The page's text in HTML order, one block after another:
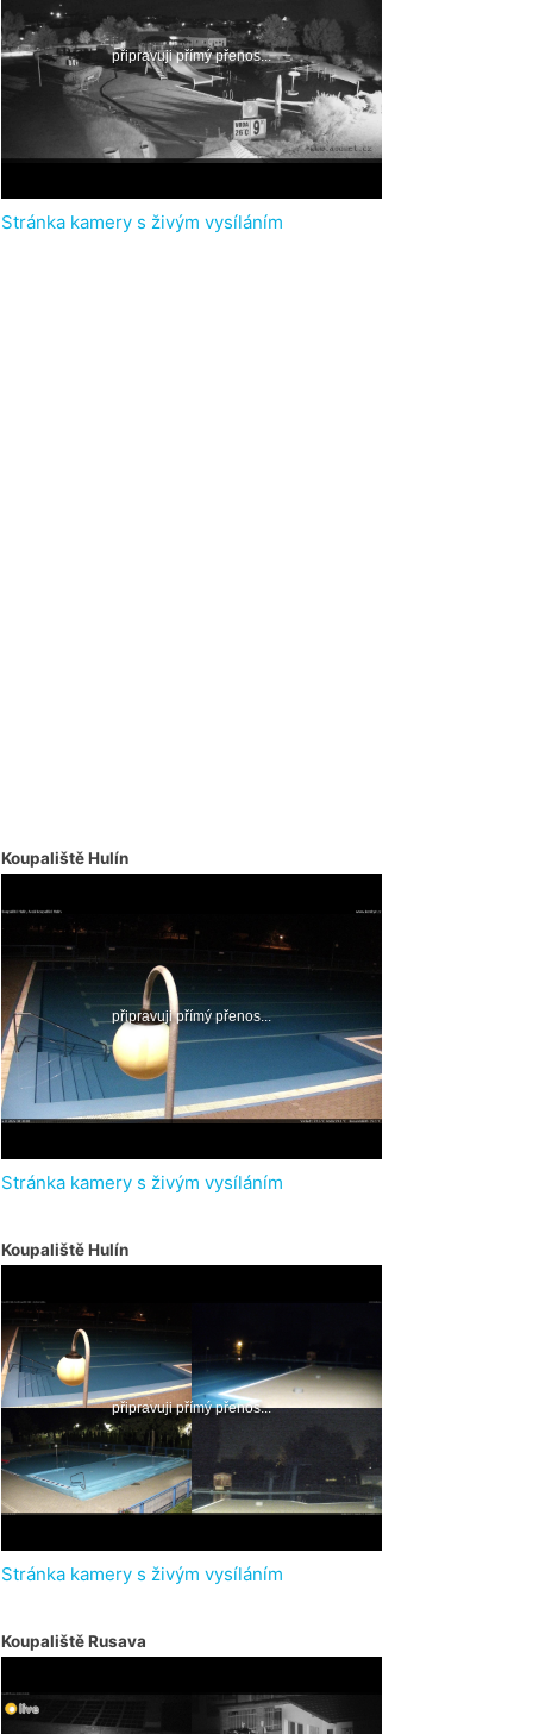
Stránka kamery s živým vysíláním
Koupaliště Hulín
Stránka kamery s živým vysíláním
Koupaliště Hulín
Stránka kamery s živým vysíláním
Koupaliště Rusava